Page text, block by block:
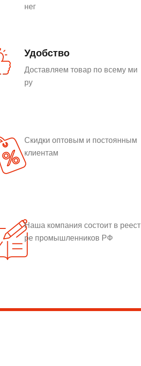
нег
Удобство
Доставляем товар по всему ми
ру
Скидки оптовым и постоянным
клиентам
Наша компания состоит в реест
ре промышленников РФ